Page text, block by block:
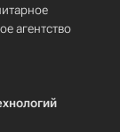
агентство